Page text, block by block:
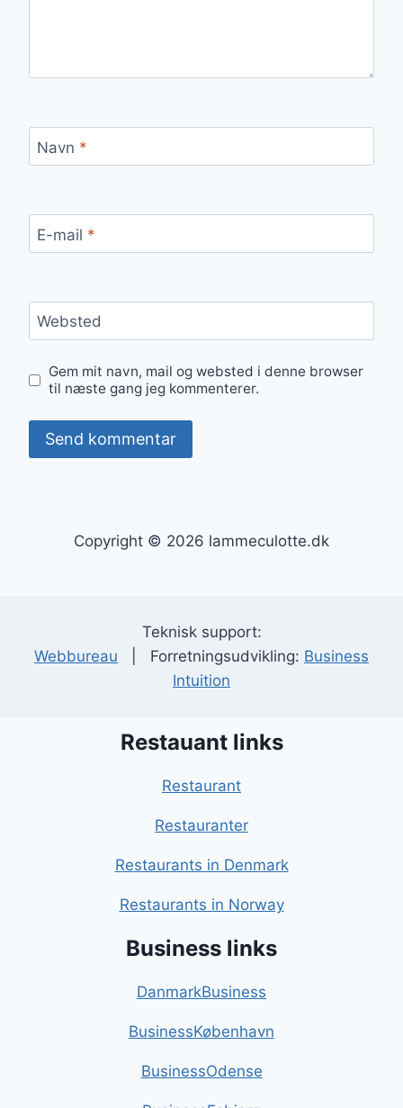
Navn *
E-mail *
Websted
Gem mit navn, mail og websted i denne browser
til næste gang jeg kommenterer.
Copyright © 2026 lammeculotte.dk
Teknisk support:
Webbureau | Forretningsudvikling: Business
Intuition
Restauant links
Restaurant
Restauranter
Restaurants in Denmark
Restaurants in Norway
Business links
DanmarkBusiness
BusinessKøbenhavn
BusinessOdense